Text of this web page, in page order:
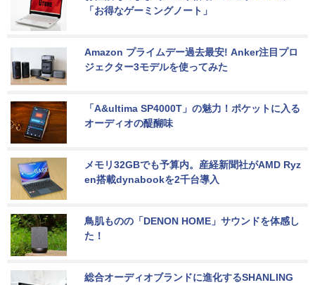
「お得なゲーミングノート」
Amazon プライムデー過去最安! Anker注目プロ
ジェクター3モデルを使ってみた
「A&ultima SP4000T」の魅力！ポケットに入る
オーディオの醍醐味
メモリ32GBでも予算内。産経新聞社がAMD Ryz
en搭載dynabookを2千台導入
鳥肌ものの「DENON HOME」サウンドを体感し
た！
総合オーディオブランドに進化するSHANLING